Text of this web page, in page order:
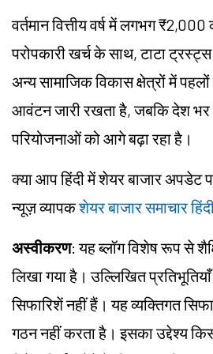
वर्तमान वित्तीय वर्ष में लगभग
परोपकारी खर्च के साथ, टाटा
अन्य सामाजिक विकास क्षेत्रों में
आवंटन जारी रखता है, जबकि देश भर
परियोजनाओं को आगे बढ़ा रहा है।
क्या आप हिंदी में शेयर बाजार अपडेट
न्यूज़ व्यापकशेयर बाजार समाचार
अस्वीकरण: यह ब्लॉग विशेष रूप से
लिखा गया है। उल्लिखित
सिफारिशें नहीं हैं। यह व्यक्तिगत
गठन नहीं करता है। इसका उद्देश्य